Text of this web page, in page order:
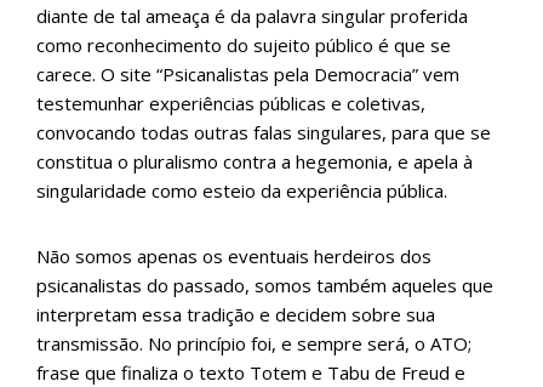
diante de tal ameaça é da palavra singular proferida
como reconhecimento do sujeito público é que se
carece. O site “Psicanalistas pela Democracia” vem
testemunhar experiências públicas e coletivas,
convocando todas outras falas singulares, para que se
constitua o pluralismo contra a hegemonia, e apela à
singularidade como esteio da experiência pública.
Não somos apenas os eventuais herdeiros dos
psicanalistas do passado, somos também aqueles que
interpretam essa tradição e decidem sobre sua
transmissão. No princípio foi, e sempre será, o ATO;
frase que finaliza o texto Totem e Tabu de Freud e